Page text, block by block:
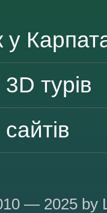
у
турів
— 2025 by